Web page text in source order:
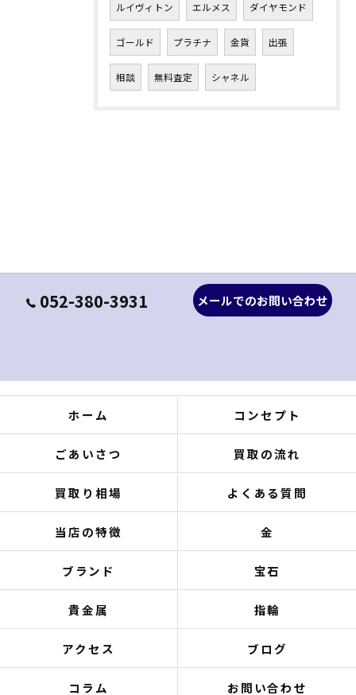
ルイヴィトン エルメス ダイヤモンド
ゴールド プラチナ 金貨 出張
相談 無料査定 シャネル
052-380-3931 メールでのお問い合わせ
ホーム コンセプト
ごあいさつ 買取の流れ
買取り相場 よくある質問
当店の特徴 金
ブランド 宝石
貴金属 指輪
アクセス ブログ
コラム お問い合わせ